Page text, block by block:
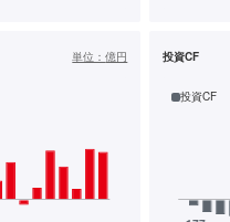
単位：億円 投資CF
投資CF